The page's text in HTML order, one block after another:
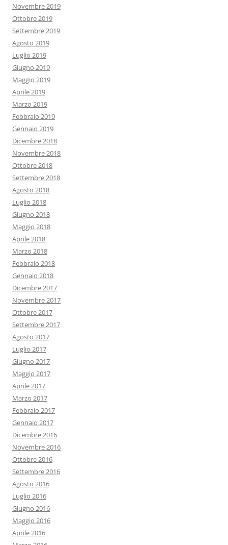
Novembre 2019
Ottobre 2019
Settembre 2019
Agosto 2019
Luglio 2019
Giugno 2019
Maggio 2019
Aprile 2019
Marzo 2019
Febbraio 2019
Gennaio 2019
Dicembre 2018
Novembre 2018
Ottobre 2018
Settembre 2018
Agosto 2018
Luglio 2018
Giugno 2018
Maggio 2018
Aprile 2018
Marzo 2018
Febbraio 2018
Gennaio 2018
Dicembre 2017
Novembre 2017
Ottobre 2017
Settembre 2017
Agosto 2017
Luglio 2017
Giugno 2017
Maggio 2017
Aprile 2017
Marzo 2017
Febbraio 2017
Gennaio 2017
Dicembre 2016
Novembre 2016
Ottobre 2016
Settembre 2016
Agosto 2016
Luglio 2016
Giugno 2016
Maggio 2016
Aprile 2016